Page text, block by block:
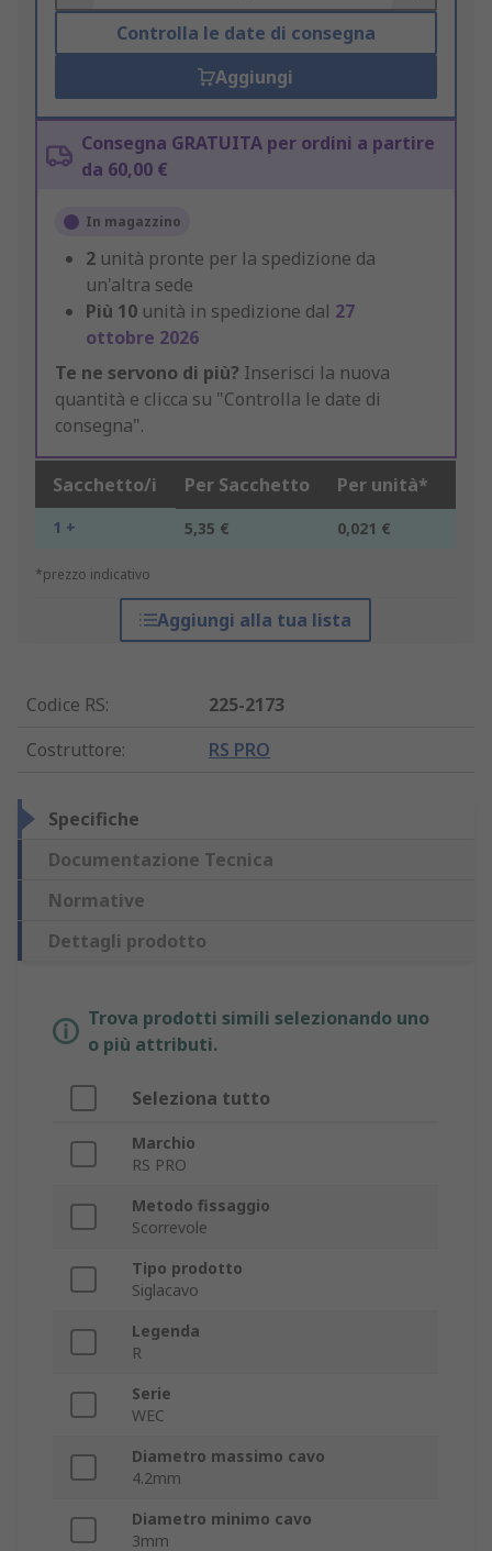
Controlla le date di consegna
Aggiungi
Consegna GRATUITA per ordini a partire
da 60,00 €
In magazzino
2 unità pronte per la spedizione da
un'altra sede
Più 10 unità in spedizione dal 27
ottobre 2026
Te ne servono di più? Inserisci la nuova
quantità e clicca su "Controlla le date di
consegna".
Sacchetto/i Per Sacchetto Per unità*
1 + 5,35 € 0,021 €
*prezzo indicativo
Aggiungi alla tua lista
Codice RS:
225-2173
Costruttore: RS PRO
Specifiche
Documentazione Tecnica
Normative
Dettagli prodotto
Trova prodotti simili selezionando uno
o più attributi.
Seleziona tutto
Marchio
RS PRO
Metodo fissaggio
Scorrevole
Tipo prodotto
Siglacavo
Legenda
R
Serie
WEC
Diametro massimo cavo
4.2mm
Diametro minimo cavo
3mm